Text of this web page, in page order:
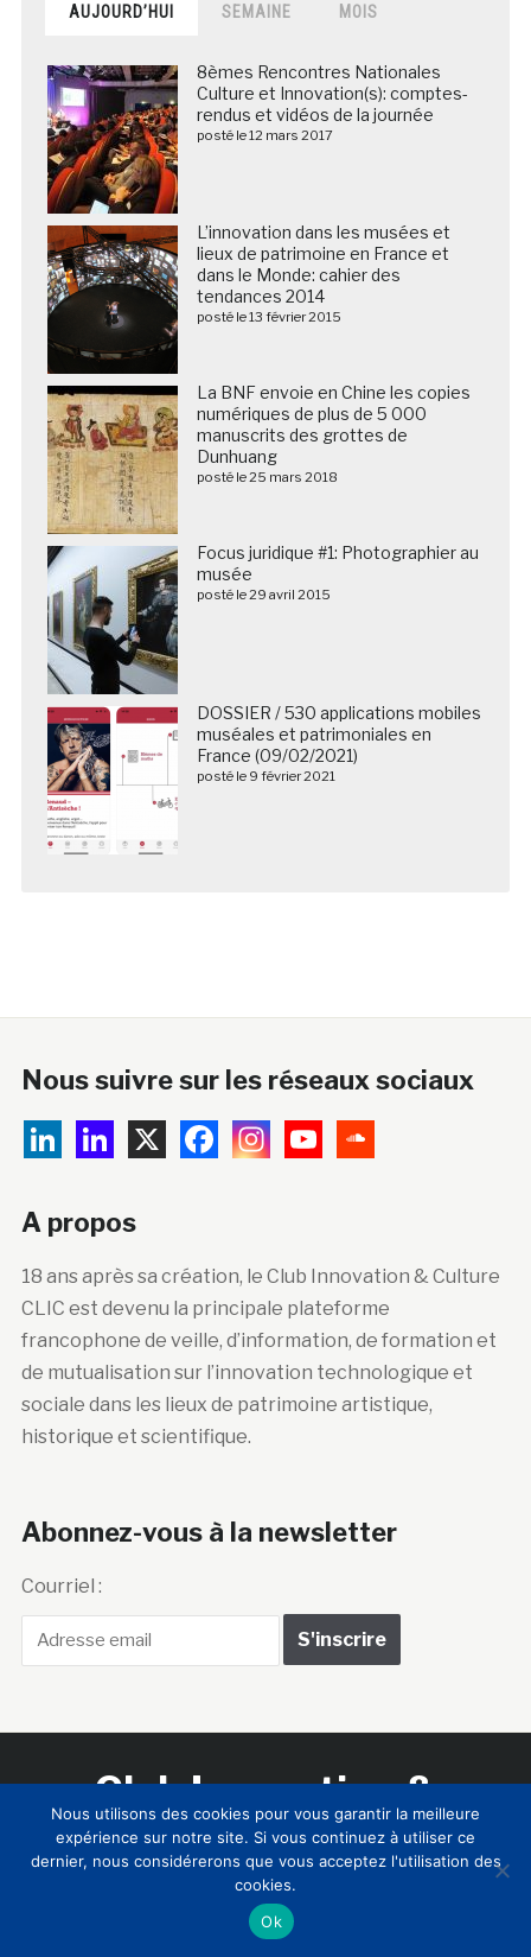
AUJOURD’HUI SEMAINE MOIS
8èmes Rencontres Nationales
Culture et Innovation(s): comptes-
rendus et vidéos de la journée
posté le 12 mars 2017
L’innovation dans les musées et
lieux de patrimoine en France et
dans le Monde: cahier des
tendances 2014
posté le 13 février 2015
La BNF envoie en Chine les copies
numériques de plus de 5 000
manuscrits des grottes de
Dunhuang
posté le 25 mars 2018
Focus juridique #1: Photographier au
musée
posté le 29 avril 2015
DOSSIER / 530 applications mobiles
muséales et patrimoniales en
France (09/02/2021)
posté le 9 février 2021
Nous suivre sur les réseaux sociaux
A propos
18 ans après sa création, le Club Innovation & Culture
CLIC est devenu la principale plateforme
francophone de veille, d’information, de formation et
de mutualisation sur l’innovation technologique et
sociale dans les lieux de patrimoine artistique,
historique et scientifique.
Abonnez-vous à la newsletter
Courriel :
Club Innovation &
Culture CLIC France
LE CLUB
CONTACTS
Nous utilisons des cookies pour vous garantir la meilleure
expérience sur notre site. Si vous continuez à utiliser ce
dernier, nous considérerons que vous acceptez l'utilisation des
cookies.
Ok